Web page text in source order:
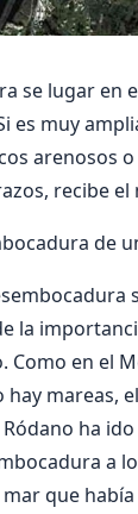
se lugar en
es muy
arenosos
recibe
de
la
Como en el
mareas,
ha
a
que había